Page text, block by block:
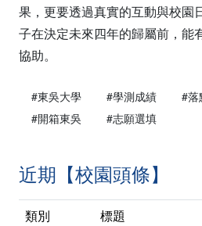
果，更要透過真實的互動與校園
子在決定未來四年的歸屬前，能
協助。
#東吳大學 #學測成績 #落
#開箱東吳
#志願選填
近期【校園頭條】
類別
標題